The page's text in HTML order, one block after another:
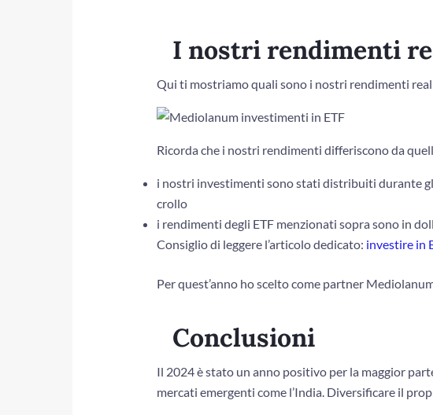
I nostri rendimenti
Qui ti mostriamo quali sono i nostri rendimenti
Ricorda che i nostri rendimenti differiscono da
i nostri investimenti sono stati distribuiti durante
crollo
i rendimenti degli ETF menzionati sopra sono in
Consiglio di leggere l’articolo dedicato: investire in
Per quest’anno ho scelto come partner
Conclusioni
Il 2024 è stato un anno positivo per la maggior
mercati emergenti come l’India. Diversificare il